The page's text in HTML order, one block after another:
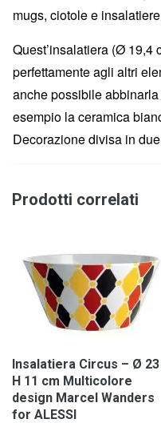
mugs, ciotole e
Quest’insalatiera (Ø 19,4
perfettamente agli altri
anche possibile
esempio la ceramica
Decorazione divisa in
Prodotti correlati
Insalatiera Circus – Ø 23
H 11 cm Multicolore
design Marcel Wanders
for ALESSI